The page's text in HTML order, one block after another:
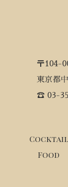
〒104-
東京都
☎ 03-
Cocktail
Food